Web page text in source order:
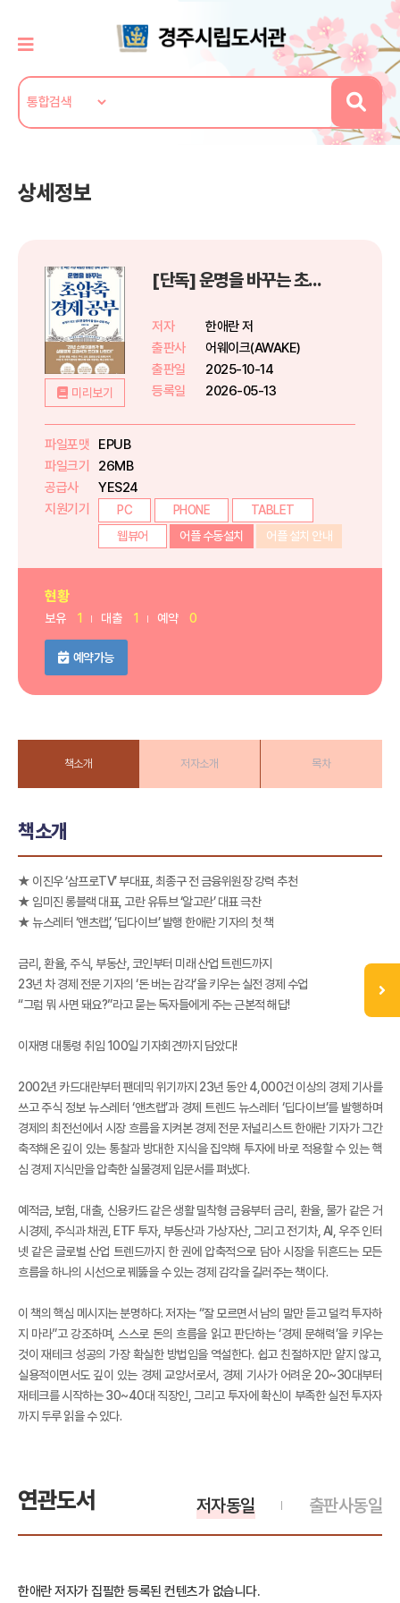
상세정보
미리보기
[단독] 운명을 바꾸는 초압축 경제 공부
저자
한애란 저
출판사
어웨이크(AWAKE)
출판일
2025-10-14
등록일
2026-05-13
파일포맷
EPUB
파일크기
26MB
공급사
YES24
지원기기
PC PHONE
TABLET
웹뷰어
어플 수동설치 어플 설치 안내
현황
보유 1 대출 1 예약 0
예약가능
책소개 저자소개 목차
책소개
★ 이진우 ‘삼프로TV’ 부대표, 최종구 전 금융위원장 강력 추천
★ 임미진 롱블랙 대표, 고란 유튜브 ‘알고란’ 대표 극찬
★ 뉴스레터 ‘앤츠랩’, ‘딥다이브’ 발행 한애란 기자의 첫 책
금리, 환율, 주식, 부동산, 코인부터 미래 산업 트렌드까지
23년 차 경제 전문 기자의 ‘돈 버는 감각’을 키우는 실전 경제 수업
“그럼 뭐 사면 돼요?”라고 묻는 독자들에게 주는 근본적 해답!
이재명 대통령 취임 100일 기자회견까지 담았다!
2002년 카드대란부터 팬데믹 위기까지 23년 동안 4,000건 이상의 경제 기사를
쓰고 주식 정보 뉴스레터 ‘앤츠랩’과 경제 트렌드 뉴스레터 ‘딥다이브’를 발행하며
경제의 최전선에서 시장 흐름을 지켜본 경제 전문 저널리스트 한애란 기자가 그간
축적해온 깊이 있는 통찰과 방대한 지식을 집약해 투자에 바로 적용할 수 있는 핵
심 경제 지식만을 압축한 실물경제 입문서를 펴냈다.
예적금, 보험, 대출, 신용카드 같은 생활 밀착형 금융부터 금리, 환율, 물가 같은 거
시경제, 주식과 채권, ETF 투자, 부동산과 가상자산, 그리고 전기차, AI, 우주 인터
넷 같은 글로벌 산업 트렌드까지 한 권에 압축적으로 담아 시장을 뒤흔드는 모든
흐름을 하나의 시선으로 꿰뚫을 수 있는 경제 감각을 길러주는 책이다.
이 책의 핵심 메시지는 분명하다. 저자는 “잘 모르면서 남의 말만 듣고 덜컥 투자하
지 마라”고 강조하며, 스스로 돈의 흐름을 읽고 판단하는 ‘경제 문해력’을 키우는
것이 재테크 성공의 가장 확실한 방법임을 역설한다. 쉽고 친절하지만 얕지 않고,
실용적이면서도 깊이 있는 경제 교양서로서, 경제 기사가 어려운 20~30대부터
재테크를 시작하는 30~40대 직장인, 그리고 투자에 확신이 부족한 실전 투자자
까지 두루 읽을 수 있다.
연관도서 출판사동일
저자동일
한애란 저자가 집필한 등록된 컨텐츠가 없습니다.